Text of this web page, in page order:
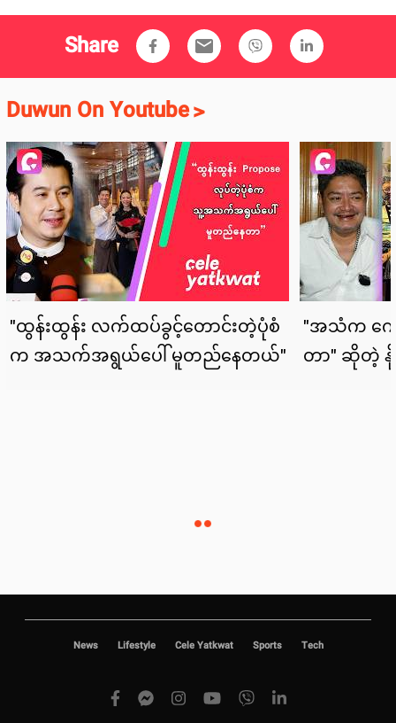
Share email
Duwun On Youtube>
News Lifestyle Cele Yatkwat Sports Tech